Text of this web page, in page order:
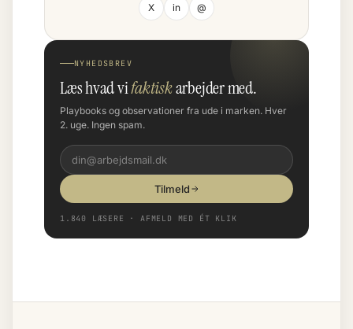
X in @
NYHEDSBREV
Læs hvad vifaktiskarbejder med.
Playbooks og observationer fra ude i marken. Hver
2. uge. Ingen spam.
Tilmeld
1.840 LÆSERE · AFMELD MED ÉT KLIK